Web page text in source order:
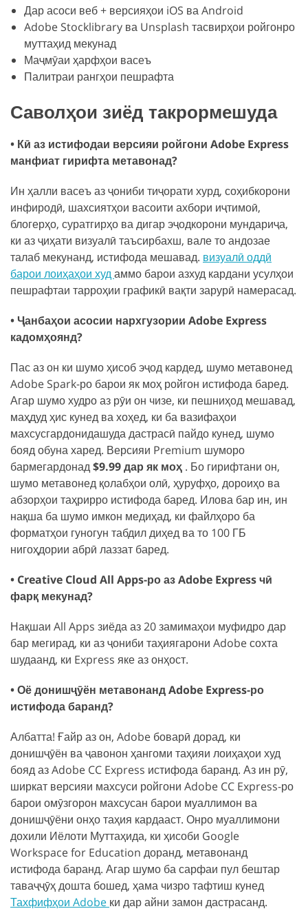
Дар асоси веб + версияҳои iOS ва Android
Adobe Stocklibrary ва Unsplash тасвирҳои ройгонро
муттаҳид мекунад
Маҷмӯаи ҳарфҳои васеъ
Палитраи рангҳои пешрафта
Саволҳои зиёд такрормешуда
• Кӣ аз истифодаи версияи ройгони Adobe Express
манфиат гирифта метавонад?
Ин ҳалли васеъ аз ҷониби тиҷорати хурд, соҳибкорони
инфиродӣ, шахсиятҳои васоити ахбори иҷтимоӣ,
блогерҳо, суратгирҳо ва дигар эҷодкорони мундариҷа,
ки аз ҷиҳати визуалӣ таъсирбахш, вале то андозае
талаб мекунанд, истифода мешавад. визуалӣ оддӣ
барои лоиҳаҳои худаммо барои азхуд кардани усулҳои
пешрафтаи тарроҳии графикӣ вақти зарурӣ намерасад.
• Ҷанбаҳои асосии нархгузории Adobe Express
кадомҳоянд?
Пас аз он ки шумо ҳисоб эҷод кардед, шумо метавонед
Adobe Spark-ро барои як моҳ ройгон истифода баред.
Агар шумо худро аз рӯи он чизе, ки пешниҳод мешавад,
маҳдуд ҳис кунед ва хоҳед, ки ба вазифаҳои
махсусгардонидашуда дастрасӣ пайдо кунед, шумо
бояд обуна харед. Версияи Premium шуморо
бармегардонад$9.99 дар як моҳ . Бо гирифтани он,
шумо метавонед қолабҳои олӣ, ҳуруфҳо, дороиҳо ва
абзорҳои таҳрирро истифода баред. Илова бар ин, ин
нақша ба шумо имкон медиҳад, ки файлҳоро ба
форматҳои гуногун табдил диҳед ва то 100 ГБ
нигоҳдории абрӣ лаззат баред.
• Creative Cloud All Apps-ро аз Adobe Express чӣ
фарқ мекунад?
Нақшаи All Apps зиёда аз 20 замимаҳои муфидро дар
бар мегирад, ки аз ҷониби таҳиягарони Adobe сохта
шудаанд, ки Express яке аз онҳост.
• Оё донишҷӯён метавонанд Adobe Express-ро
истифода баранд?
Албатта! Ғайр аз он, Adobe боварӣ дорад, ки
донишҷӯён ва ҷавонон ҳангоми таҳияи лоиҳаҳои худ
бояд аз Adobe CC Express истифода баранд. Аз ин рӯ,
ширкат версияи махсуси ройгони Adobe CC Express-ро
барои омӯзгорон махсусан барои муаллимон ва
донишҷӯёни онҳо таҳия кардааст. Онро муаллимони
дохили Иёлоти Муттаҳида, ки ҳисоби Google
Workspace for Education доранд, метавонанд
истифода баранд. Агар шумо ба сарфаи пул бештар
таваҷҷӯҳ дошта бошед, ҳама чизро тафтиш кунед
Тахфифҳои Adobe ки дар айни замон дастрасанд.